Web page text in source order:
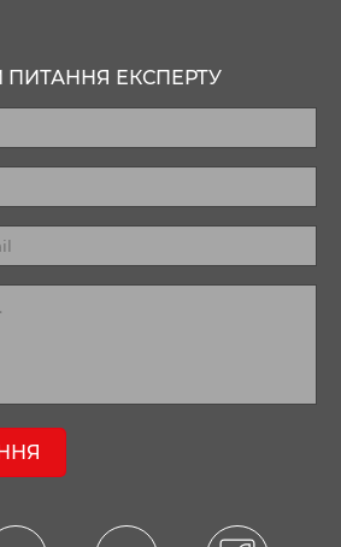
ПИТАННЯ ЕКСПЕРТУ